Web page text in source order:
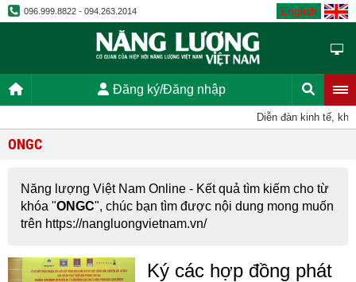
096.999.8822 - 094.263.2014 English
Đăng ký/Đăng nhập
Diễn đàn kinh tế,
ONGC
Năng lượng Việt Nam Online - Kết quả tìm kiếm cho từ
khóa "ONGC", chúc bạn tìm được nội dung mong muốn
trên https://nangluongvietnam.vn/
Ký các hợp đồng phát